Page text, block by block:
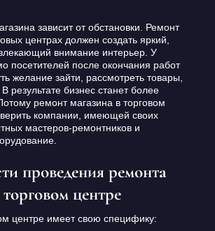
зависит от обстановки. Ремонт
центрах должен создать яркий,
внимание интерьер. У
посетителей после окончания работ
желание зайти, рассмотреть товары,
результате бизнес станет более
ремонт магазина в торговом
компании, имеющей своих
мастеров-ремонтников и
проведения ремонта
центре
центре имеет свою специфику: